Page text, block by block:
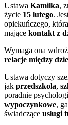
Ustawa Kamilka,
życie 15 lutego.
opiekuńczego, która
mające kontakt z
Wymaga ona
relacje między
Ustawa dotyczy
jak przedszkola,
poradnie
wypoczynkowe,
świadczące usługi